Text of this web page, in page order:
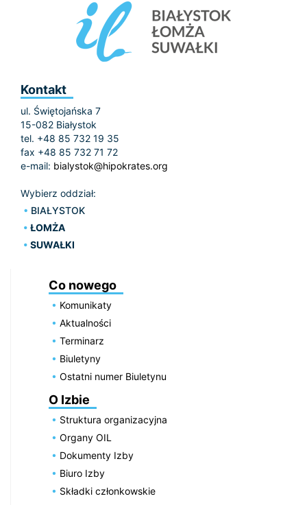
Kontakt
ul. Świętojańska 7
15-082 Białystok
tel. +48 85 732 19 35
fax +48 85 732 71 72
e-mail: bialystok@hipokrates.org
Wybierz oddział:
BIAŁYSTOK
ŁOMŻA
SUWAŁKI
Co nowego
Komunikaty
Aktualności
Terminarz
Biuletyny
Ostatni numer Biuletynu
O Izbie
Struktura organizacyjna
Organy OIL
Dokumenty Izby
Biuro Izby
Składki członkowskie